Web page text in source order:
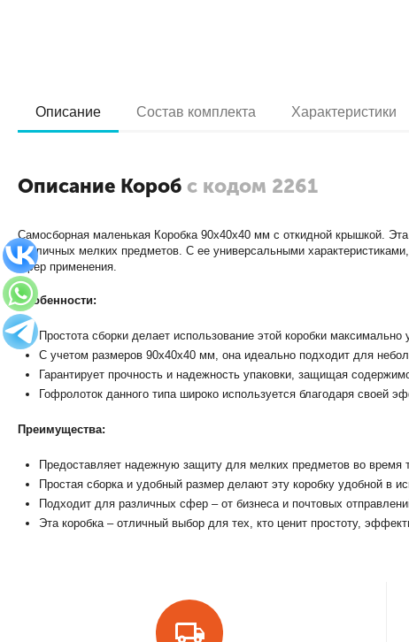
Описание Состав комплекта Характеристики
Описание Короб с кодом 2261
Самосборная маленькая Коробка 90х40х40 мм с откидной крышкой.
различных мелких предметов. С ее универсальными
сфер применения.
Особенности:
Простота сборки делает использование этой коробки
С учетом размеров 90х40х40 мм, она идеально подходит для
Гарантирует прочность и надежность упаковки, защищая
Гофролоток данного типа широко используется благодаря своей
Преимущества:
Предоставляет надежную защиту для мелких предметов во время
Простая сборка и удобный размер делают эту коробку удобной в
Подходит для различных сфер – от бизнеса и почтовых
Эта коробка – отличный выбор для тех, кто ценит простоту,